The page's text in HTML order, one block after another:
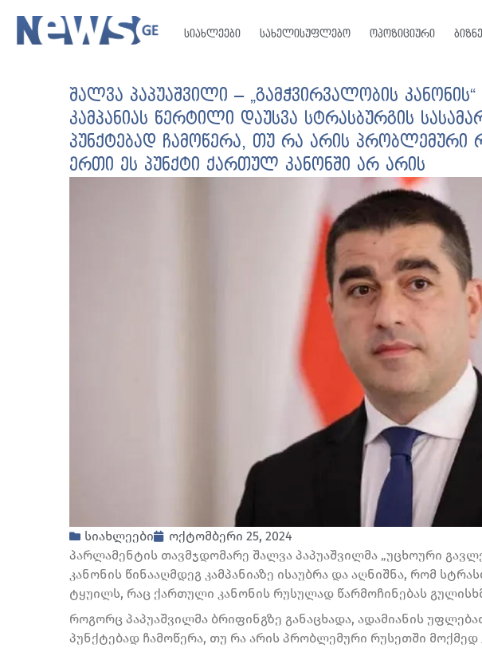
სიახლეები სახელისუფლებო ოპოზიციური
შალვა პაპუაშვილი – „გამჭვირვალობის
კამპანიას წერტილი დაუსვა სტრასბურგის
პუნქტებად ჩამოწერა, თუ რა არის პრობლემური
ერთი ეს პუნქტი ქართულ კანონში არ არის
სიახლეები
ოქტომბერი 25, 2024
პარლამენტის თავმჯდომარე შალვა პაპუაშვილმა „უცხოური
კანონის წინააღმდეგ კამპანიაზე ისაუბრა და აღნიშნა, რომ
ტყუილს, რაც ქართული კანონის რუსულად წარმოჩინებას
როგორც პაპუაშვილმა ბრიფინგზე განაცხადა, ადამიანის
პუნქტებად ჩამოწერა, თუ რა არის პრობლემური რუსეთში მოქმედ